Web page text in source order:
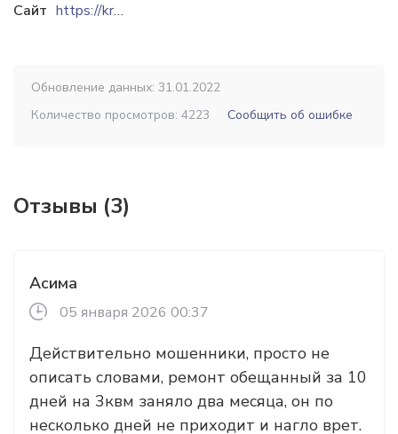
Сайт
https://kromvel.kz
Обновление данных: 31.01.2022
Количество просмотров: 4223
Сообщить об ошибке
Отзывы (3)
Асима
05 января 2026 00:37
Действительно мошенники, просто не
описать словами, ремонт обещанный за 10
дней на 3квм заняло два месяца, он по
несколько дней не приходит и нагло врет.